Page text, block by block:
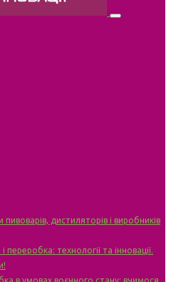
дистиляторів і виробників
переробка: технології та інновації.